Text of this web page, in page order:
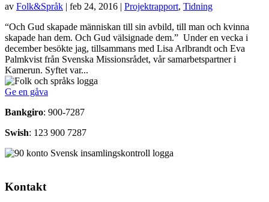
av Folk&Språk | feb 24, 2016 | Projektrapport, Tidning
“Och Gud skapade människan till sin avbild, till man och kvinna
skapade han dem. Och Gud välsignade dem.” Under en vecka i
december besökte jag, tillsammans med Lisa Arlbrandt och Eva
Palmkvist från Svenska Missionsrådet, vår samarbetspartner i
Kamerun. Syftet var...
Ge en gåva
Bankgiro: 900-7287
Swish: 123 900 7287
Kontakt